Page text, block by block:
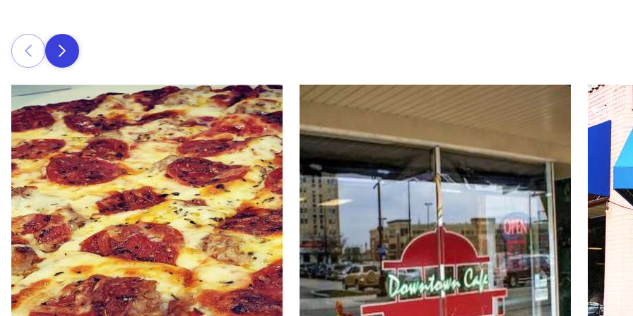
ZurückWeiter
Read more about Sloan's Calzones Read more about Downtown Cafe Read